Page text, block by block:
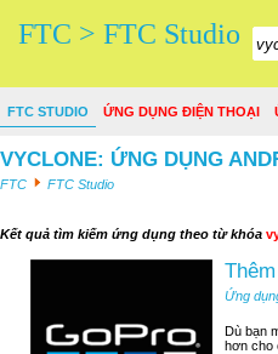
FTC > FTC Studio
FTC STUDIO ỨNG DỤNG ĐIỆN THOẠI
VYCLONE: ỨNG DỤNG
FTC FTC Studio
Kết quả tìm kiếm ứng dụng theo từ khóa
Ứng
Dù bạn
hơn cho